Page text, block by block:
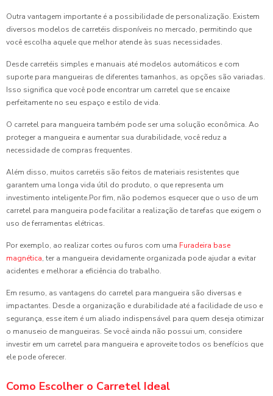
Outra vantagem importante é a possibilidade de personalização. Existem
diversos modelos de carretéis disponíveis no mercado, permitindo que
você escolha aquele que melhor atende às suas necessidades.
Desde carretéis simples e manuais até modelos automáticos e com
suporte para mangueiras de diferentes tamanhos, as opções são variadas.
Isso significa que você pode encontrar um carretel que se encaixe
perfeitamente no seu espaço e estilo de vida.
O carretel para mangueira também pode ser uma solução econômica. Ao
proteger a mangueira e aumentar sua durabilidade, você reduz a
necessidade de compras frequentes.
Além disso, muitos carretéis são feitos de materiais resistentes que
garantem uma longa vida útil do produto, o que representa um
investimento inteligente.Por fim, não podemos esquecer que o uso de um
carretel para mangueira pode facilitar a realização de tarefas que exigem o
uso de ferramentas elétricas.
Por exemplo, ao realizar cortes ou furos com uma Furadeira base
magnética, ter a mangueira devidamente organizada pode ajudar a evitar
acidentes e melhorar a eficiência do trabalho.
Em resumo, as vantagens do carretel para mangueira são diversas e
impactantes. Desde a organização e durabilidade até a facilidade de uso e
segurança, esse item é um aliado indispensável para quem deseja otimizar
o manuseio de mangueiras. Se você ainda não possui um, considere
investir em um carretel para mangueira e aproveite todos os benefícios que
ele pode oferecer.
Como Escolher o Carretel Ideal